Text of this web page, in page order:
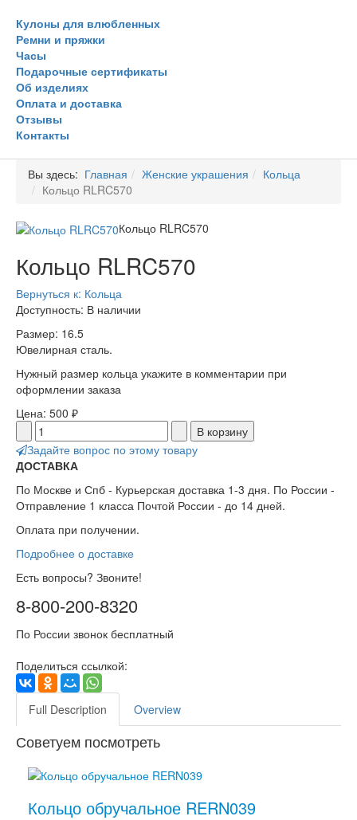
Кулоны для влюбленных
Ремни и пряжки
Часы
Подарочные сертификаты
Об изделиях
Оплата и доставка
Отзывы
Контакты
Вы здесь: Главная Женские украшения
Кольца
Кольцо RLRC570
Кольцо RLRC570
Кольцо RLRC570
Вернуться к: Кольца
Доступность: В наличии
Размер: 16.5
Ювелирная сталь.
Нужный размер кольца укажите в комментарии при
оформлении заказа
Цена: 500 ₽
Задайте вопрос по этому товару
ДОСТАВКА
По Москве и Спб - Курьерская доставка 1-3 дня. По России -
Отправление 1 класса Почтой России - до 14 дней.
Оплата при получении.
Подробнее о доставке
Есть вопросы? Звоните!
8-800-200-8320
По России звонок бесплатный
Поделиться ссылкой:
Full Description Overview
Советуем посмотреть
Кольцо обручальное RERN039